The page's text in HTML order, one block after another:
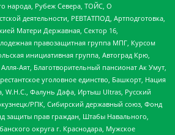
народа, Рубеж Севера, ТОЙС, О
деятельности, РЕВТАТПОД, Артподготовка,
Матери Державная, Сектор 16,
правозащитная группа МПГ, Курсом
инициативная группа, Автоград Крю,
Аят, Благотворительный пансионат Ак Умут,
уголовное единство, Башкорт, Нация
W.H.С., Фалунь Дафа, Иртыш Ultras, Русский
РПК, Сибирский державный союз, Фонд
защиты прав граждан, Штабы Навального,
округа г. Краснодара, Мужское